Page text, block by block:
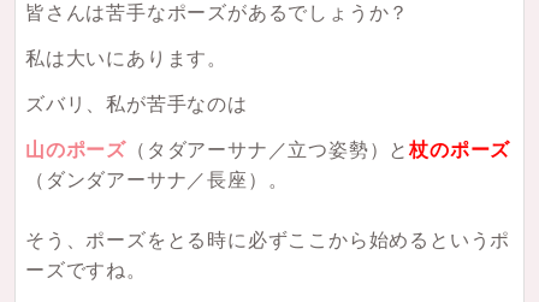
皆さんは苦手なポーズがあるでしょうか？
私は大いにあります。
ズバリ、私が苦手なのは
山のポーズ （タダアーサナ／立つ姿勢）と杖のポーズ
（ダンダアーサナ／長座）。
そう、ポーズをとる時に必ずここから始めるというポ
ーズですね。